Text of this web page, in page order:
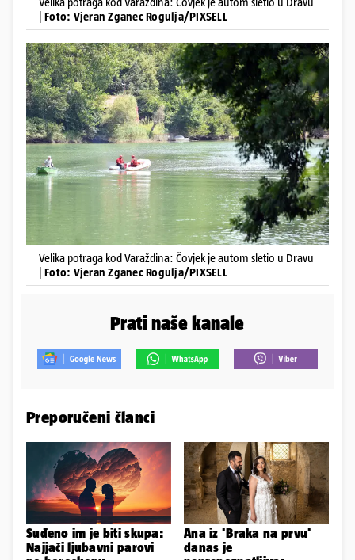
Foto: Vjeran Zganec Rogulja/PIXSELL
Velika potraga kod Varaždina: Čovjek je autom sletio u Dravu
Foto: Vjeran Zganec Rogulja/PIXSELL
Prati naše kanale
Preporučeni članci
Suđeno im je biti skupa:
Najjači ljubavni parovi
Ana iz 'Braka na prvu'
danas je